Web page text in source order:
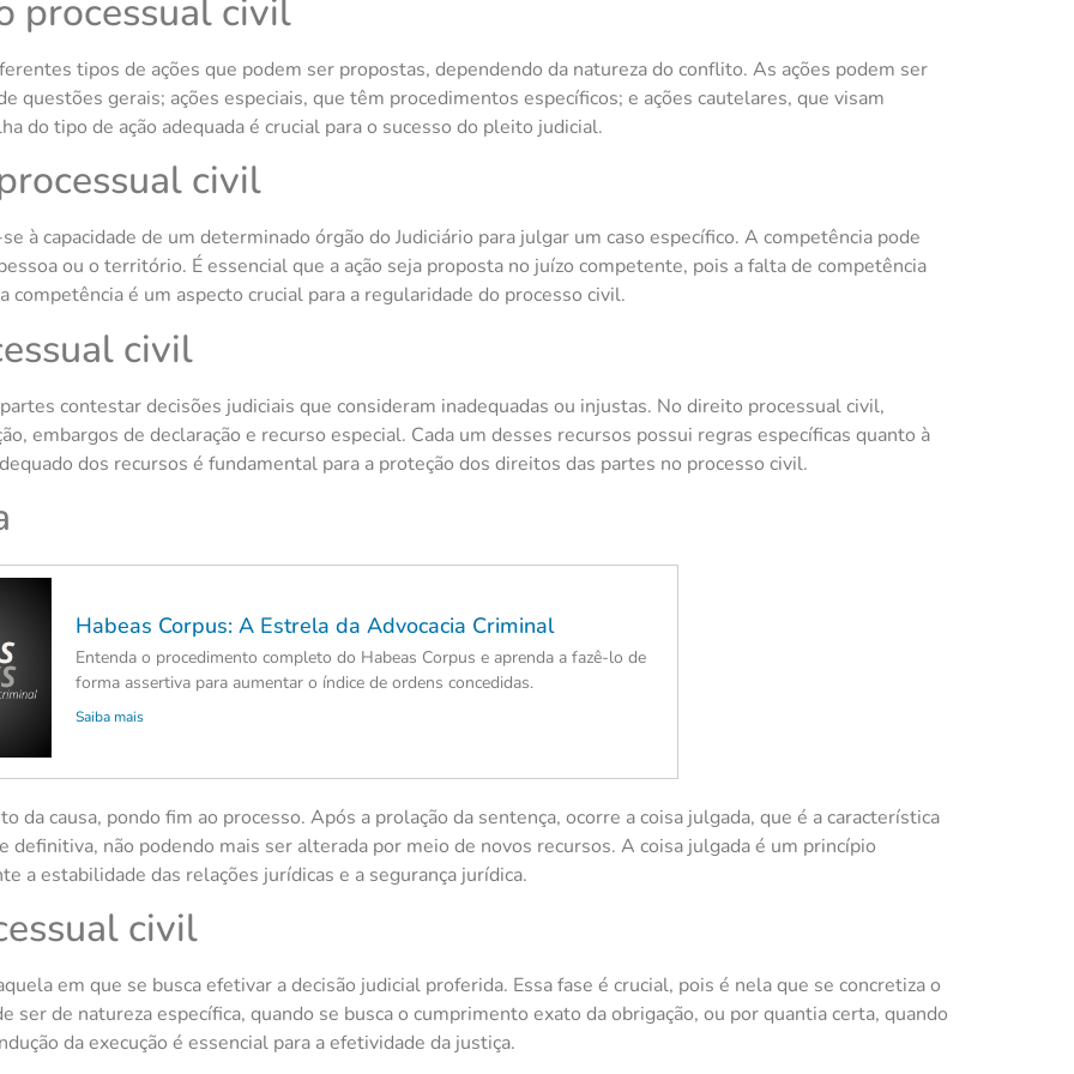
processual civil
tipos de ações que podem ser propostas, dependendo da natureza do conflito. As ações podem ser
questões gerais; ações especiais, que têm procedimentos específicos; e ações cautelares, que visam
do tipo de ação adequada é crucial para o sucesso do pleito judicial.
civil
à capacidade de um determinado órgão do Judiciário para julgar um caso específico. A competência pode
ou o território. É essencial que a ação seja proposta no juízo competente, pois a falta de competência
é um aspecto crucial para a regularidade do processo civil.
civil
contestar decisões judiciais que consideram inadequadas ou injustas. No direito processual civil,
embargos de declaração e recurso especial. Cada um desses recursos possui regras específicas quanto à
dos recursos é fundamental para a proteção dos direitos das partes no processo civil.
Habeas Corpus: A Estrela da Advocacia Criminal
Entenda o procedimento completo do Habeas Corpus e aprenda a fazê-lo de
forma assertiva para aumentar o índice de ordens concedidas.
Saiba mais
da causa, pondo fim ao processo. Após a prolação da sentença, ocorre a coisa julgada, que é a característica
definitiva, não podendo mais ser alterada por meio de novos recursos. A coisa julgada é um princípio
a estabilidade das relações jurídicas e a segurança jurídica.
civil
em que se busca efetivar a decisão judicial proferida. Essa fase é crucial, pois é nela que se concretiza o
ser de natureza específica, quando se busca o cumprimento exato da obrigação, ou por quantia certa, quando
da execução é essencial para a efetividade da justiça.